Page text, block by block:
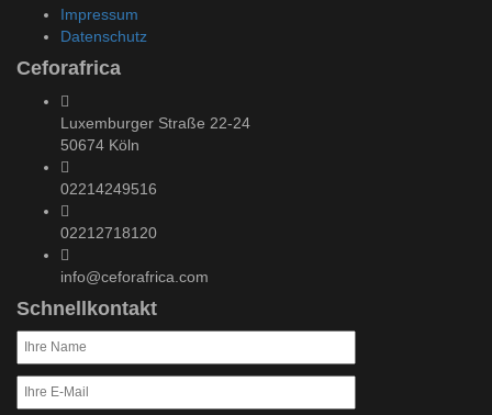
Impressum
Datenschutz
Ceforafrica
Luxemburger Straße 22-24
50674 Köln
02214249516
02212718120
info@ceforafrica.com
Schnellkontakt